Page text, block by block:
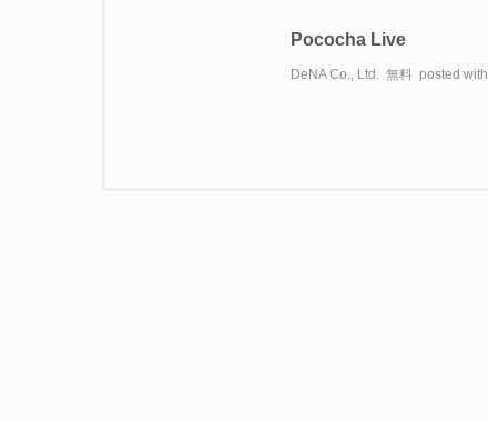
Pococha Live
DeNA Co., Ltd. 無料 posted with